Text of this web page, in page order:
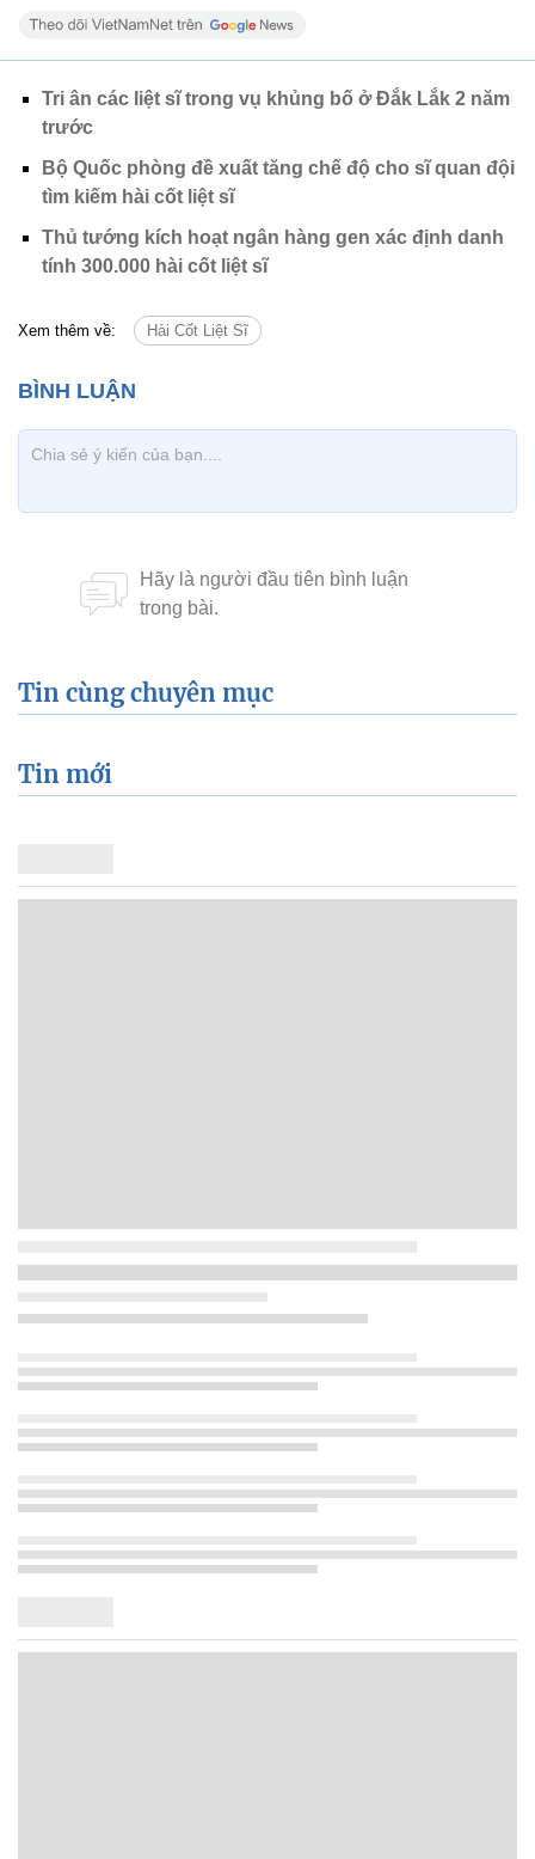
Tri ân các liệt sĩ trong vụ khủng bố ở Đắk Lắk 2 năm
trước
Bộ Quốc phòng đề xuất tăng chế độ cho sĩ quan đội
tìm kiếm hài cốt liệt sĩ
Thủ tướng kích hoạt ngân hàng gen xác định danh
tính 300.000 hài cốt liệt sĩ
Xem thêm về: Hài Cốt Liệt Sĩ
Tin cùng chuyên mục
Tin mới